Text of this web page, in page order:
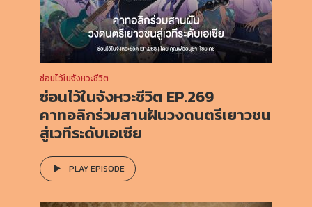
ซ่อนไว้ในจังหวะชีวิต
ซ่อนไว้ในจังหวะชีวิต EP.269
คาทอลิกร่วมสานฝันวงดนตรีเยาวชน
สู่เวทีระดับเอเซีย
PLAY EPISODE